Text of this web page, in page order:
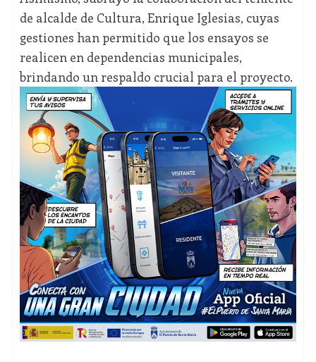
de alcalde de Cultura, Enrique Iglesias, cuyas
gestiones han permitido que los ensayos se
realicen en dependencias municipales,
brindando un respaldo crucial para el proyecto.